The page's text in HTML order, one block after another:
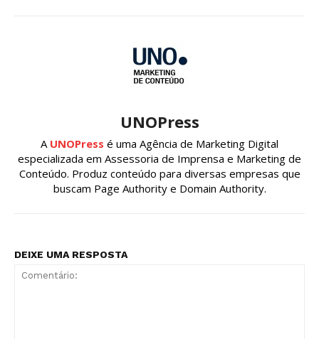
UNOPress
A UNOPress é uma Agência de Marketing Digital
especializada em Assessoria de Imprensa e Marketing de
Conteúdo. Produz conteúdo para diversas empresas que
buscam Page Authority e Domain Authority.
DEIXE UMA RESPOSTA